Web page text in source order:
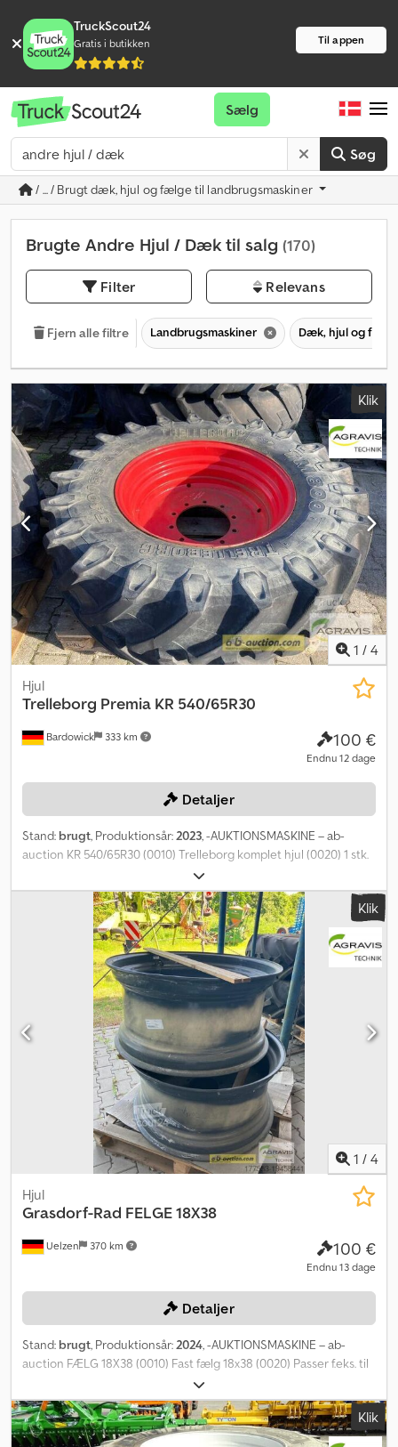
TruckScout24
Gratis i butikken Til appen
Søg
Sælg
/ ... / Brugt dæk, hjul og fælge til landbrugsmaskiner
Brugte Andre Hjul / Dæk til salg (170)
Filter Relevans
Fjern alle filtre Landbrugsmaskiner Dæk, hjul og
Klik
1 / 4
Bardowick 333 km
Hjul
Trelleborg Premia KR 540/65R30
100 €
Endnu 12 dage
Detaljer
Stand: brugt, Produktionsår:2023, -AUKTIONSMASKINE – ab-
auction KR 540/65R30 (0010) Trelleborg komplet hjul (0020) 1 stk.
540/65 R30 (0030) kun ÉT komplet hjul Du kan byde på denne
maskine online. Startprisen er 100,00 EUR ekskl. moms. Registrer
dig gratis og deltag i budgivningen. Crjdpfxjxu R Rao Ak Eef Klik
her for at komme til auktionen: ----- ----- Spændende
onlineauktion! Start med at byde NU! ab-auction
Klik
1 / 4
Uelzen 370 km
Hjul
Grasdorf-Rad FELGE 18X38
100 €
Endnu 13 dage
Detaljer
Stand: brugt, Produktionsår: 2024, -AUKTIONSMASKINE – ab-
auction FÆLG 18X38 (0010) Fast fælg 18x38 (0020) Passer f.eks. til
Fendt 500-serien (0030) Lakering RAL 7016 antracitgrå (0040)
Ventilbeskyttelse Credpfswv Ipljx Ak Esf (0050) Sporvidde 2000
mm (0060) ET = 142 mm (0070) LK 8/275/221/27r18-1 (0080) ZLK
6/430/17 cyl. Du kan byde på denne maskine online. Startprisen er
Klik